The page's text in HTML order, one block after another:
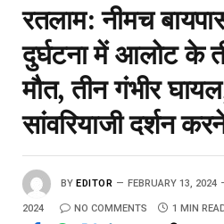
रतलाम: नीमच
दुर्घटना में आलोट के
मौत, तीन गंभीर
सांवरियाजी दर्शन
BY EDITOR FEBRUARY 13, 2024
2024 NO COMMENTS 1 MIN